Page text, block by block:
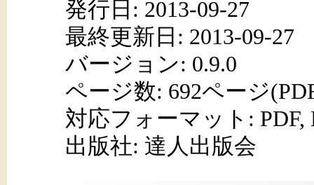
発行日: 2013-09-27
最終更新日: 2013-09-27
バージョン: 0.9.0
ページ数: 692ページ
対応フォーマット: PDF,
出版社: 達人出版会